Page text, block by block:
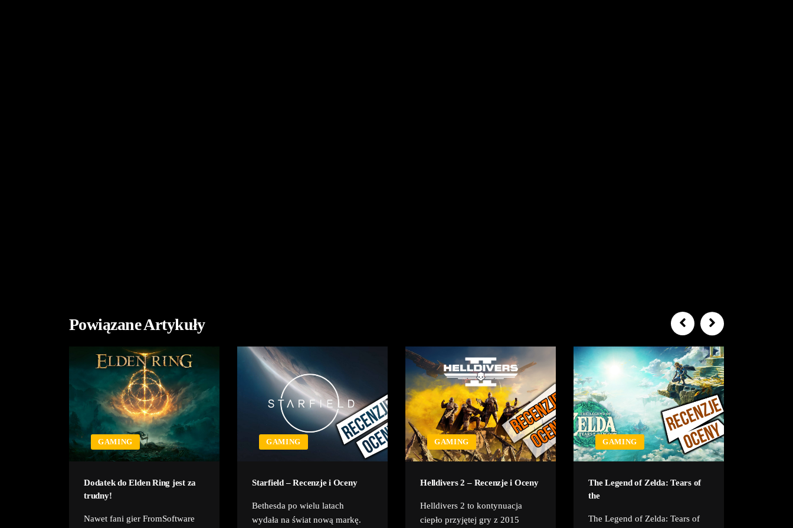
Powiązane Artykuły
GAMING
Dodatek do Elden Ring jest za
trudny!
Nawet fani gier FromSoftware
GAMING
Starfield – Recenzje i Oceny
Bethesda po wielu latach
wydała na świat nową markę.
GAMING
Helldivers 2 – Recenzje i Oceny
Helldivers 2 to kontynuacja
ciepło przyjętej gry z 2015
GAMING
The Legend of Zelda: Tears of
the
The Legend of Zelda: Tears of